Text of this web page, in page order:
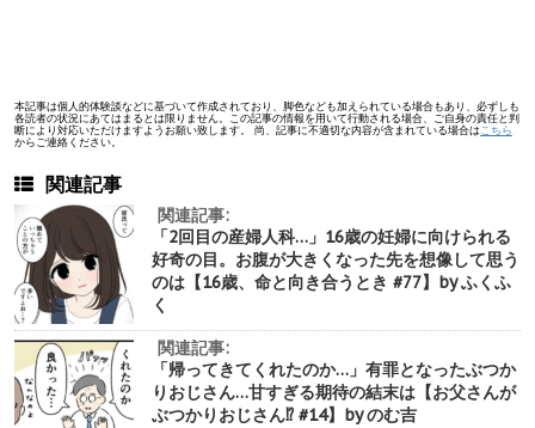
本記事は個人的体験談などに基づいて作成されており、脚色なども加えられている場合もあり、必ずしも
各読者の状況にあてはまるとは限りません。この記事の情報を用いて行動される場合、ご自身の責任と判
断により対応いただけますようお願い致します。 尚、記事に不適切な内容が含まれている場合は こちら
からご連絡ください。
関連記事
関連記事:
「2回目の産婦人科…」16歳の妊婦に向けられる
好奇の目。お腹が大きくなった先を想像して思う
のは【16歳、命と向き合うとき #77】by ふくふ
く
関連記事:
「帰ってきてくれたのか…」有罪となったぶつか
りおじさん…甘すぎる期待の結末は【お父さんが
ぶつかりおじさん⁉︎ #14】by のむ吉